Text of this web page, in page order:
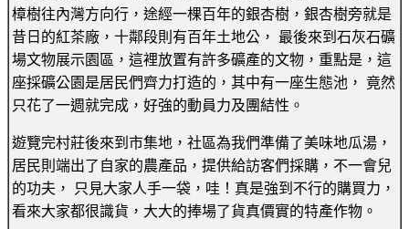
樟樹往內灣方向行，途經一棵百年的銀杏樹，銀杏樹旁就是
昔日的紅茶廠，十鄰段則有百年土地公， 最後來到石灰石礦
場文物展示園區，這裡放置有許多礦產的文物，重點是，這
座採礦公園是居民們齊力打造的，其中有一座生態池， 竟然
只花了一週就完成，好強的動員力及團結性。
遊覽完村莊後來到市集地，社區為我們準備了美味地瓜湯，
居民則端出了自家的農產品，提供給訪客們採購，不一會兒
的功夫， 只見大家人手一袋，哇！真是強到不行的購買力，
看來大家都很識貨，大大的捧場了貨真價實的特產作物。